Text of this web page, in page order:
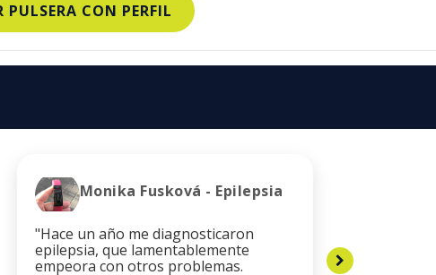
PULSERA CON PERFIL
Monika Fusková - Epilepsia
"Hace un año me diagnosticaron
epilepsia, que lamentablemente
empeora con otros problemas.